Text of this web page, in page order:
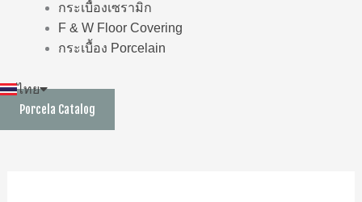
กระเบื้องเซรามิก
F & W Floor Covering
กระเบื้อง Porcelain
ไทย
English
Porcela Catalog